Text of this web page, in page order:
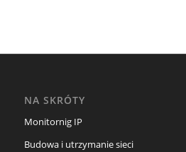
NA SKRÓTY
Monitornig IP
Budowa i utrzymanie sieci